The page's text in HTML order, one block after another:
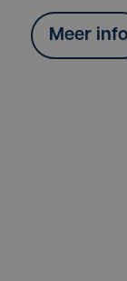
Meer info